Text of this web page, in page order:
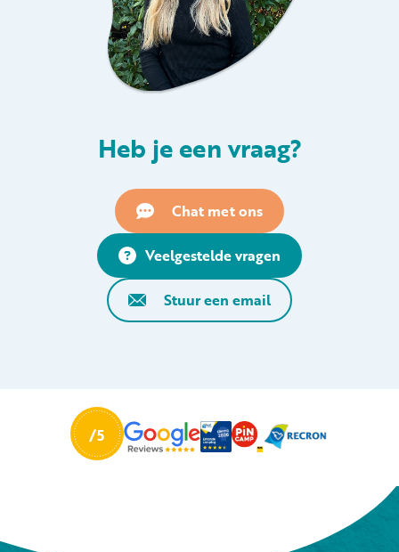
Heb je een vraag?
Chat met ons
Veelgestelde vragen
Stuur een email